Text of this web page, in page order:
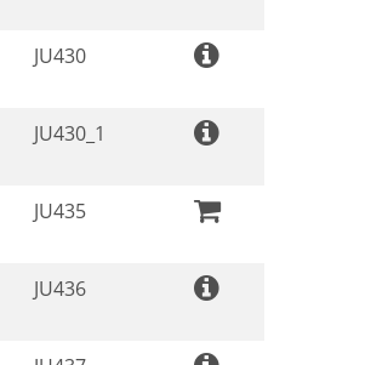
JU430
JU430_1
JU435
JU436